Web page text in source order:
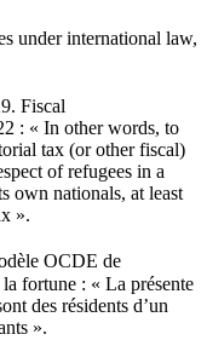
under international law,
Fiscal
: « In other words, to
tax (or other fiscal)
of refugees in a
own nationals, at least
».
OCDE de
fortune : « La présente
des résidents d’un
».